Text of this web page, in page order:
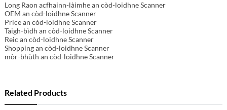
Long Raon acfhainn-làimhe an còd-loidhne Scanner
OEM an còd-loidhne Scanner
Price an còd-loidhne Scanner
Taigh-bìdh an còd-loidhne Scanner
Reic an còd-loidhne Scanner
Shopping an còd-loidhne Scanner
mòr-bhùth an còd-loidhne Scanner
Related Products